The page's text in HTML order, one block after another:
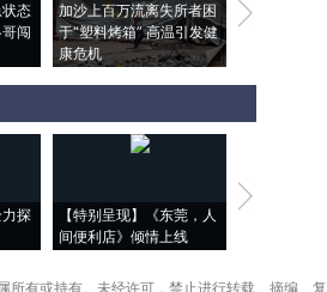
态
闯
加沙上百万流离失所者困
于“塑料烤箱” 高温引发健
康危机
视线｜
力探
【特别呈现】《东莞，人
间便利店》倾情上线
【推广】走
有或持有。未经许可，禁止进行转载、摘编、复